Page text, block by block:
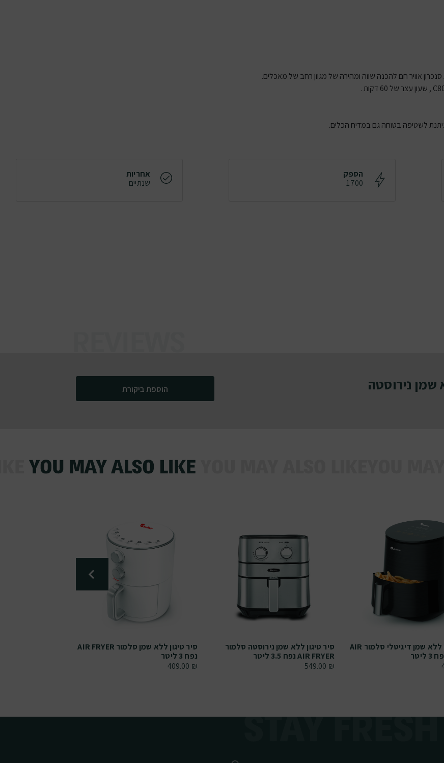
אוויר חם להכנה שווה ומהירה של מגוון רחב של מאכלים.
הספק
1700
אחריות
שנתיים
נירוסטה
הוספת ביקורת
סיר טיגון ללא שמן דיגיטלי סלמור AIR
סיר טיגון ללא שמן נירוסטה סלמור
AIR FRYER נפח 3.5 ליטר
549.00 ₪
סיר טיגון ללא שמן סלמור AIR FRYER
נפח 3 ליטר
409.00 ₪